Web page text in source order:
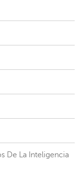
De La Inteligencia